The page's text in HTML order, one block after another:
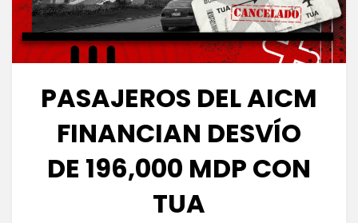
PASAJEROS DEL AICM
FINANCIAN DESVÍO
DE 196,000 MDP CON
TUA